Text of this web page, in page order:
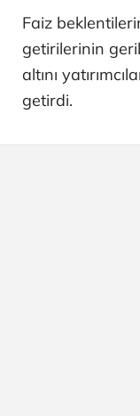
Faiz
getirilerinin
altını
getirdi.